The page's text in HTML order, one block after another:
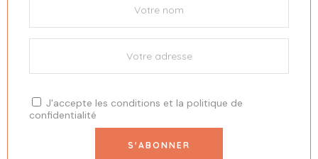
J'accepte les conditions et la politique de
confidentialité